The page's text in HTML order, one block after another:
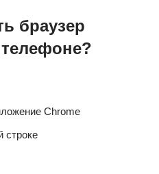
браузер
Chrome
строке